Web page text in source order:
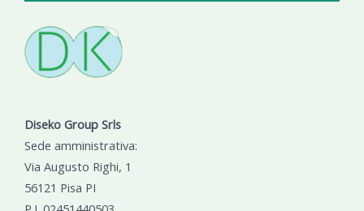
Diseko Group Srls
Sede amministrativa:
Via Augusto Righi, 1
56121 Pisa PI